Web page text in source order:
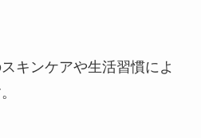
キンケアや生活習慣によ